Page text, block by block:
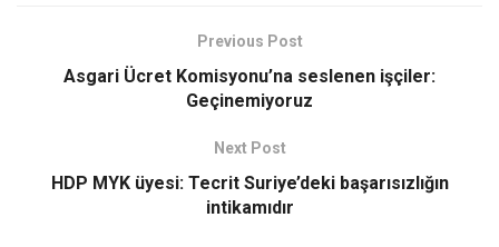
Previous Post
Asgari Ücret Komisyonu’na seslenen işçiler:
Geçinemiyoruz
Next Post
HDP MYK üyesi: Tecrit Suriye’deki başarısızlığın
intikamıdır